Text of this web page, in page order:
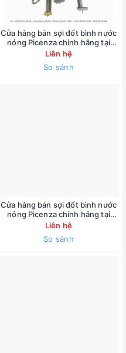
Cửa hàng bán sợi đốt bình nước
nóng Picenza chính hãng tại
đường Nguyễn Lương Bằng (
bảo hành 1 năm ) 090.222.3455
Liên hệ
So sánh
Cửa hàng bán sợi đốt bình nước
nóng Picenza chính hãng tại
đường Nguyễn Văn Cừ ( bảo
hành 1 năm ) 090.222.3455
Liên hệ
So sánh